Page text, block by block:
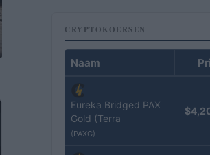
CRYPTOKOERSEN
Naam
Eureka Bridged PAX
Gold (Terra
(PAXG)